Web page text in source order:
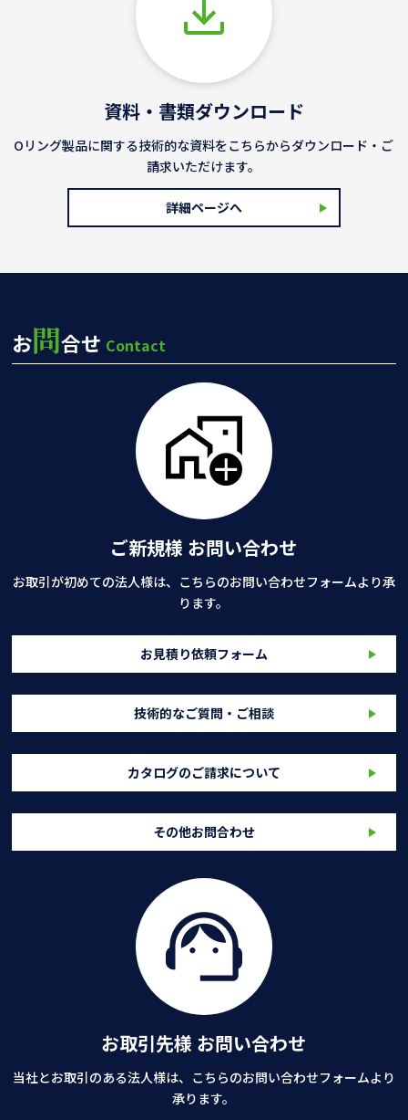
資料・書類ダウンロード
Oリング製品に関する技術的な資料をこちらからダウンロード・ご
請求いただけます。
詳細ページへ
お問合せ Contact
ご新規様 お問い合わせ
お取引が初めての法人様は、こちらのお問い合わせフォームより承
ります。
お見積り依頼フォーム
技術的なご質問・ご相談
カタログのご請求について
その他お問合わせ
お取引先様 お問い合わせ
当社とお取引のある法人様は、こちらのお問い合わせフォームより
承ります。